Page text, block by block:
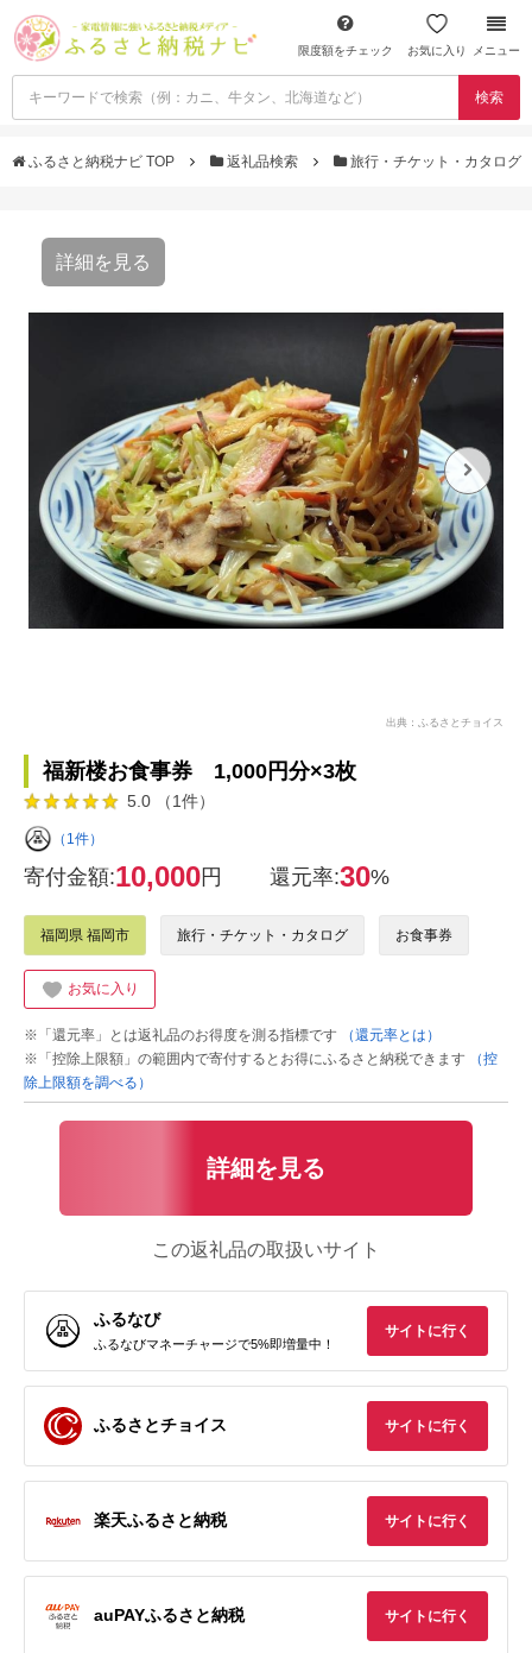
限度額をチェック お気に入り メニュー
検索
ふるさと納税ナビ TOP 返礼品検索 旅行・チケット・カタログ
詳細を見る
出典：ふるさとチョイス
福新楼お食事券 1,000円分×3枚
5.0 （1件）
（1件）
寄付金額:10,000円 還元率:30%
福岡県 福岡市 旅行・チケット・カタログ お食事券
お気に入り
※「還元率」とは返礼品のお得度を測る指標です
（還元率とは）
※「控除上限額」の範囲内で寄付するとお得にふるさと納税できます
（控
除上限額を調べる）
詳細を見る
この返礼品の取扱いサイト
ふるなび
ふるなびマネーチャージで5%即増量中！
サイトに行く
ふるさとチョイス サイトに行く
楽天ふるさと納税 サイトに行く
auPAYふるさと納税 サイトに行く